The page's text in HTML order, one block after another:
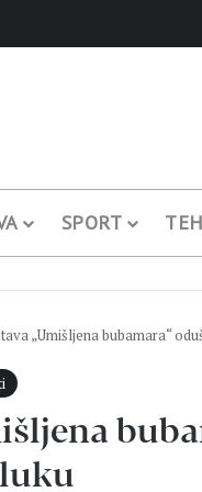
SPORT
„Umišljena bubamara“